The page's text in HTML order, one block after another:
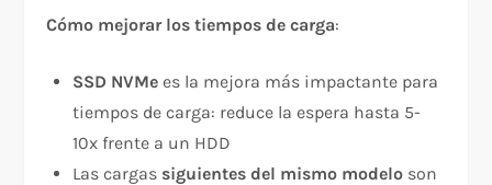
Cómo mejorar los tiempos de carga:
SSD NVMe es la mejora más impactante para
tiempos de carga: reduce la espera hasta 5-
10x frente a un HDD
Las cargas siguientes del mismo modelo son